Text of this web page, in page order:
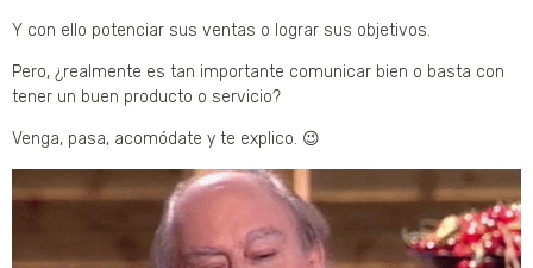
Y con ello potenciar sus ventas o lograr sus objetivos.
Pero, ¿realmente es tan importante comunicar bien o basta con
tener un buen producto o servicio?
Venga, pasa, acomódate y te explico. 😉